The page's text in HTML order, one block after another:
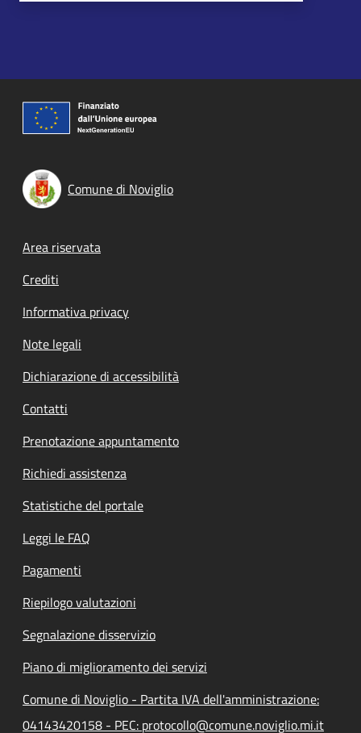
Comune di Noviglio
Footer menu
Area riservata
Crediti
Informativa privacy
Note legali
Dichiarazione di accessibilità
Contatti
Prenotazione appuntamento
Richiedi assistenza
Statistiche del portale
Leggi le FAQ
Pagamenti
Riepilogo valutazioni
Segnalazione disservizio
Piano di miglioramento dei servizi
Comune di Noviglio - Partita IVA dell'amministrazione:
04143420158 - PEC: protocollo@comune.noviglio.mi.it